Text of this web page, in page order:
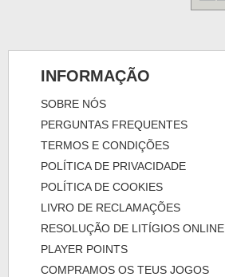
INFORMAÇÃO
SOBRE NÓS
PERGUNTAS FREQUENTES
TERMOS E CONDIÇÕES
POLÍTICA DE PRIVACIDADE
POLÍTICA DE COOKIES
LIVRO DE RECLAMAÇÕES
RESOLUÇÃO DE LITÍGIOS ONLINE
PLAYER POINTS
COMPRAMOS OS TEUS JOGOS